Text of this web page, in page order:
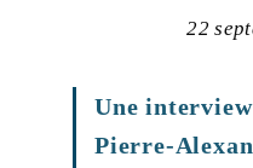
22
Une
Pierre-